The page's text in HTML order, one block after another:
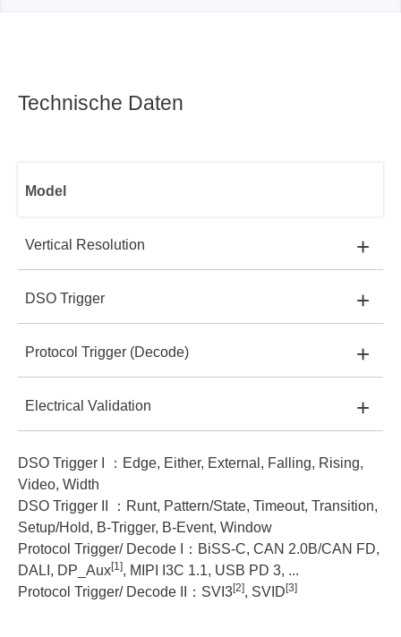
Technische Daten
Model
TS3124B
Vertical Resolution
TS3124E:
TS3124B: 8 bit
TS3124V:
+
DSO Trigger
TS3124E: I
TS3124B: I, II
TS3124H: I, II
TS3124V: I, II
+
Protocol Trigger (Decode)
TS3124E: -
TS3124B:
TS3124H: I
TS3124V:
+
Electrical Validation
TS3124E:
TS3124B: -
TS3124H: -
+
DSO Trigger I ：Edge, Either, External, Falling, Rising,
Video, Width
DSO Trigger II ：Runt, Pattern/State, Timeout, Transition,
Setup/Hold, B-Trigger, B-Event, Window
Protocol Trigger/ Decode I：BiSS-C, CAN 2.0B/CAN FD,
DALI, DP_Aux[1], MIPI I3C 1.1, USB PD 3, ...
Protocol Trigger/ Decode II：SVI3[2], SVID [3]